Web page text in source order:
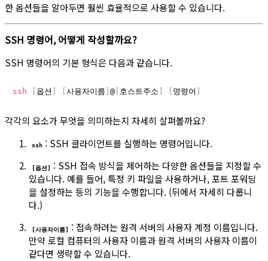
한 옵션들을 알아두면 훨씬 효율적으로 사용할 수 있습니다.
SSH 명령어, 어떻게 작성할까요?
SSH 명령어의 기본 형식은 다음과 같습니다.
ssh 옵션 사용자이름 @[ 호스트주소 명령어
각각의 요소가 무엇을 의미하는지 자세히 살펴볼까요?
ssh : SSH 클라이언트를 실행하는 명령어입니다.
[옵션] : SSH 접속 방식을 제어하는 다양한 옵션들을 지정할 수
있습니다. 예를 들어, 특정 키 파일을 사용하거나, 포트 포워딩
을 설정하는 등의 기능을 수행합니다. (뒤에서 자세히 다룹니
다.)
[사용자이름] : 접속하려는 원격 서버의 사용자 계정 이름입니다.
만약 로컬 컴퓨터의 사용자 이름과 원격 서버의 사용자 이름이
같다면 생략할 수 있습니다.